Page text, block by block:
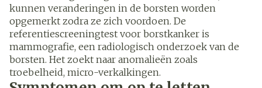
kunnen veranderingen in de borsten worden
opgemerkt zodra ze zich voordoen. De
referentiescreeningtest voor borstkanker is
mammografie, een radiologisch onderzoek van de
borsten. Het zoekt naar anomalieën zoals
troebelheid, micro-verkalkingen.